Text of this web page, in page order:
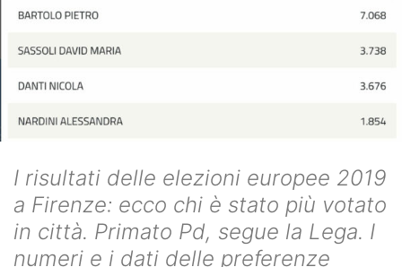
I risultati delle elezioni europee 2019
a Firenze: ecco chi è stato più votato
in città. Primato Pd, segue la Lega. I
numeri e i dati delle preferenze